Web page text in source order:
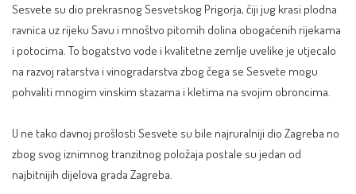
Sesvete su dio prekrasnog Sesvetskog Prigorja, čiji jug krasi plodna
ravnica uz rijeku Savu i mnoštvo pitomih dolina obogaćenih rijekama
i potocima. To bogatstvo vode i kvalitetne zemlje uvelike je utjecalo
na razvoj ratarstva i vinogradarstva zbog čega se Sesvete mogu
pohvaliti mnogim vinskim stazama i kletima na svojim obroncima.
U ne tako davnoj prošlosti Sesvete su bile najruralniji dio Zagreba no
zbog svog iznimnog tranzitnog položaja postale su jedan od
najbitnijih dijelova grada Zagreba.